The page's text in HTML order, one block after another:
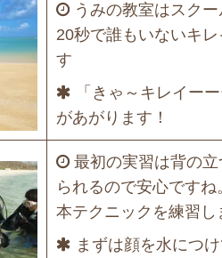
うみの教室はスク
20秒で誰もいないキ
す
「きゃ～キレイー
があがります！
最初の実習は背の
られるので安心です
本テクニックを練習し
まずは顔を水につ